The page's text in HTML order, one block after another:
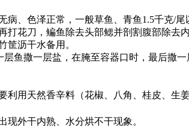
病、色泽正常，一般草鱼、青鱼 1.5千克/尾
花刀，鳊鱼除去头部鳃并剖割腹部除去内
筐沥干水备用。
鱼撒一层盐，在腌至容器口时，最后撒
用天然香辛料（花椒、八角、桂皮、生
现外干内熟、水分烘不干现象。